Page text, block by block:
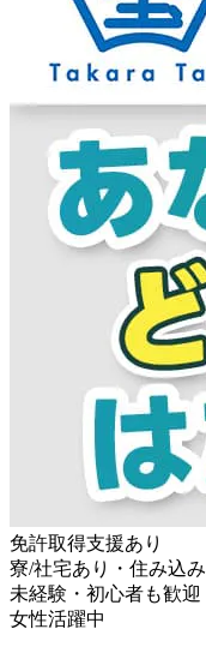
免許取得支援あり
寮/社宅あり・住み込み
未経験・初心者も歓迎
女性活躍中